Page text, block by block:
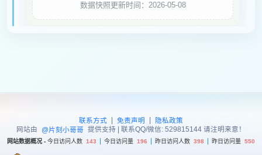
数据快照更新时间：2026-05-08
联系方式 | 免责声明 |
隐私政策
网站由
@片刻小哥哥 提供支持 | 联系QQ/微信: 529815144 请注明来意！
网站数据概况 - 今日访问人数 143 今日访问量 196 昨日访问人数 398 昨日访问量 550